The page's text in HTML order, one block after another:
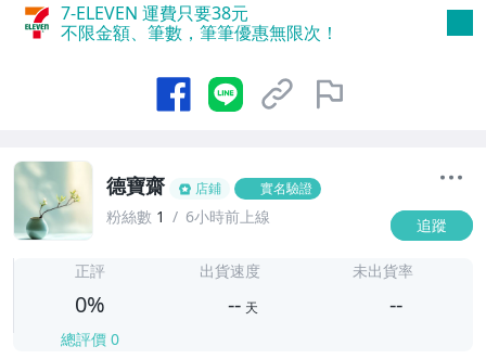
7-ELEVEN 運費只要38元
不限金額、筆數，筆筆優惠無限次！
德寶齋 店鋪 實名驗證
粉絲數 1 6小時前上線 追蹤
正評
0%
總評價 0
出貨速度
-- 天
未出貨率
--